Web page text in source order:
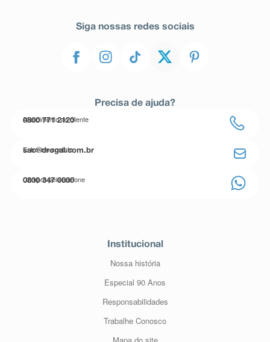
Siga nossas redes sociais
Precisa de ajuda?
Atendimento ao cliente
0800 771 2120
Entre em contato
sac@drogal.com.br
Compre pelo telefone
0800 347 0000
Institucional
Nossa história
Especial 90 Anos
Responsabilidades
Trabalhe Conosco